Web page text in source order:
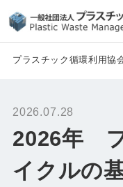
プラスチック循環利用協
2026.07.28
2026年
イクルの